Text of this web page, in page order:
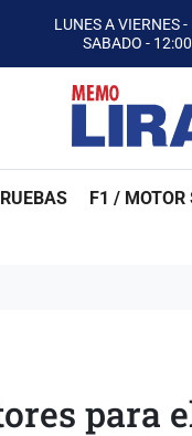
LUNES A VIERNES
SABADO -
ESCUCHA
CON MEMO LIRA Y
LUNES A VIERNES -
SABADO - 12:00
F1 / MOTOR
para